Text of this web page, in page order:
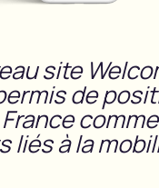
site
de
liés à la